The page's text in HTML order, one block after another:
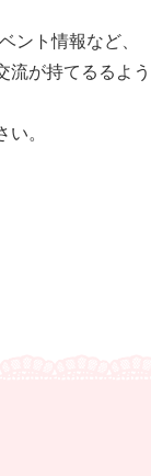
ント情報など、
流が持てるるよう
。